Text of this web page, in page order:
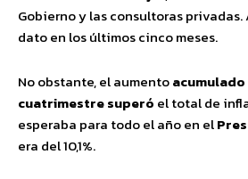
Gobierno y las consultoras privadas.
dato en los últimos cinco meses.
No obstante, el aumento
cuatrimestresuperó el total de
esperaba para todo el año en el
era del 10,1%.